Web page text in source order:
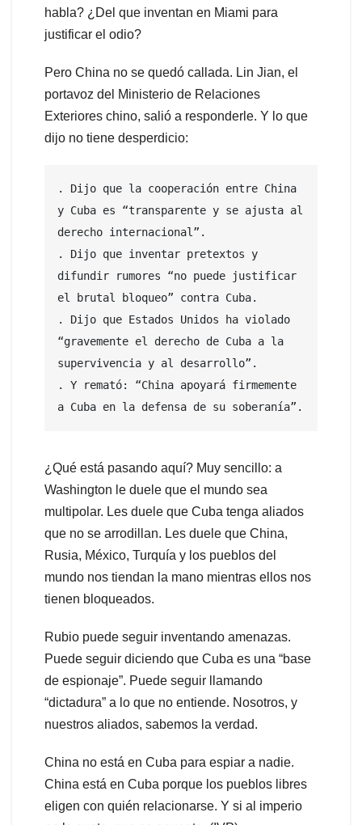
habla? ¿Del que inventan en Miami para
justificar el odio?
Pero China no se quedó callada. Lin Jian, el
portavoz del Ministerio de Relaciones
Exteriores chino, salió a responderle. Y lo que
dijo no tiene desperdicio:
. Dijo que la cooperación entre China
y Cuba es “transparente y se ajusta al
derecho internacional”.
. Dijo que inventar pretextos y
difundir rumores “no puede justificar
el brutal bloqueo” contra Cuba.
. Dijo que Estados Unidos ha violado
“gravemente el derecho de Cuba a la
supervivencia y al desarrollo”.
. Y remató: “China apoyará firmemente
a Cuba en la defensa de su soberanía”.
¿Qué está pasando aquí? Muy sencillo: a
Washington le duele que el mundo sea
multipolar. Les duele que Cuba tenga aliados
que no se arrodillan. Les duele que China,
Rusia, México, Turquía y los pueblos del
mundo nos tiendan la mano mientras ellos nos
tienen bloqueados.
Rubio puede seguir inventando amenazas.
Puede seguir diciendo que Cuba es una “base
de espionaje”. Puede seguir llamando
“dictadura” a lo que no entiende. Nosotros, y
nuestros aliados, sabemos la verdad.
China no está en Cuba para espiar a nadie.
China está en Cuba porque los pueblos libres
eligen con quién relacionarse. Y si al imperio